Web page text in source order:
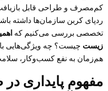
کم‌مصرف و طراحی قابل
ردپای کربن سازمان‌ها داشته
تخصصی بررسی می‌کنیم که
زیست چیست؟ چه ویژگی‌هایی
هم‌زمان به نفع کسب‌وکار،
مفهوم پایداری